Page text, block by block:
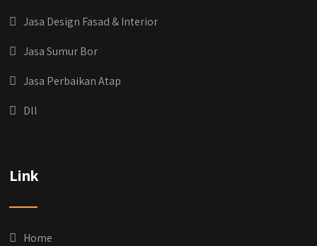
Jasa Design Fasad & Interior
Jasa Sumur Bor
Jasa Perbaikan Atap
Dll
Link
Home